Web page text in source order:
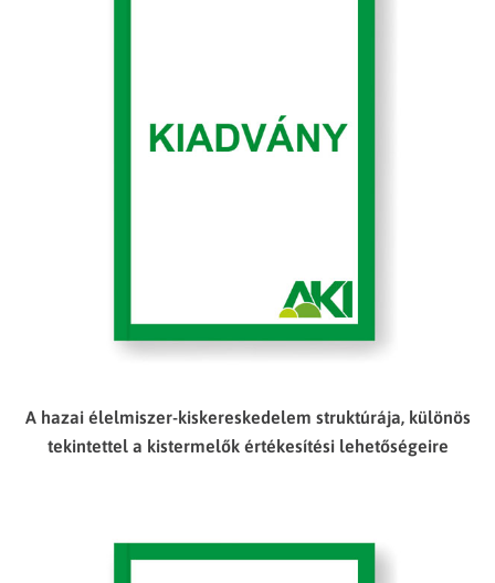
A hazai élelmiszer-kiskereskedelem struktúrája, különös
tekintettel a kistermelők értékesítési lehetőségeire